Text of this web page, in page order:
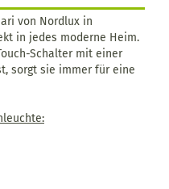
von Nordlux in
in jedes moderne Heim.
Schalter mit einer
sorgt sie immer für eine